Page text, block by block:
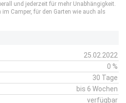
und jederzeit für mehr Unabhängigkeit.
Camper, für den Garten wie auch als
25.02.2022
0 %
30 Tage
bis 6 Wochen
verfügbar